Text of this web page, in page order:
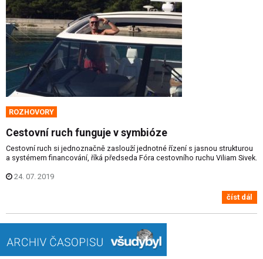
ROZHOVORY
Cestovní ruch funguje v symbióze
Cestovní ruch si jednoznačně zaslouží jednotné řízení s jasnou strukturou
a systémem financování, říká předseda Fóra cestovního ruchu Viliam Sivek.
24. 07. 2019
číst dál